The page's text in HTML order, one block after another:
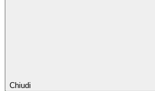
Chiudi